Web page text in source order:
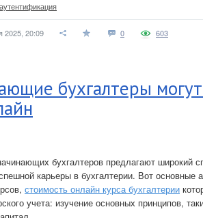
аутентификация
2025, 20:09 0 603
бухгалтеры
бухгалтеров предлагают широкий
карьеры в бухгалтерии. Вот основные
стоимость онлайн курса бухгалтерии
учета: изучение основных принципов,